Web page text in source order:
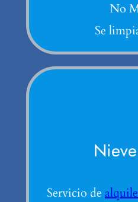
No
Se
Servicio de